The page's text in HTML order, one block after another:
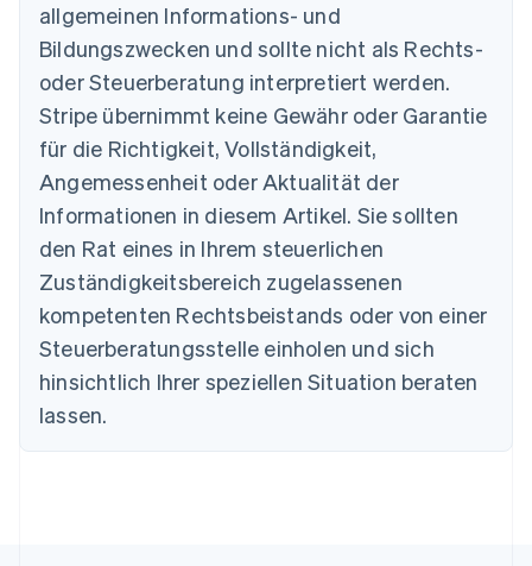
allgemeinen Informations- und
Bildungszwecken und sollte nicht als Rechts-
oder Steuerberatung interpretiert werden.
Stripe übernimmt keine Gewähr oder Garantie
für die Richtigkeit, Vollständigkeit,
Angemessenheit oder Aktualität der
Informationen in diesem Artikel. Sie sollten
den Rat eines in Ihrem steuerlichen
Zuständigkeitsbereich zugelassenen
kompetenten Rechtsbeistands oder von einer
Steuerberatungsstelle einholen und sich
hinsichtlich Ihrer speziellen Situation beraten
lassen.
Australien
English
Belgien
Nederlands Français DeutschEnglish
Brasilien
PortuguêsEnglish
English
Dänemark
English
Deutschland
Deutsch English
Estland
Festlandchina
简体中文English
Finnland
English
Frankreich